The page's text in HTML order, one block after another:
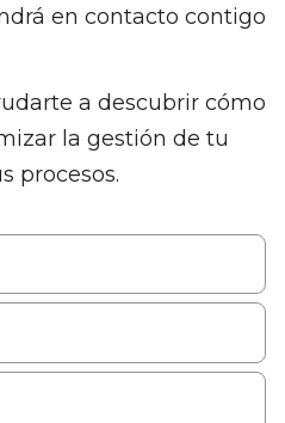
en contacto contigo
a descubrir cómo
la gestión de tu
procesos.